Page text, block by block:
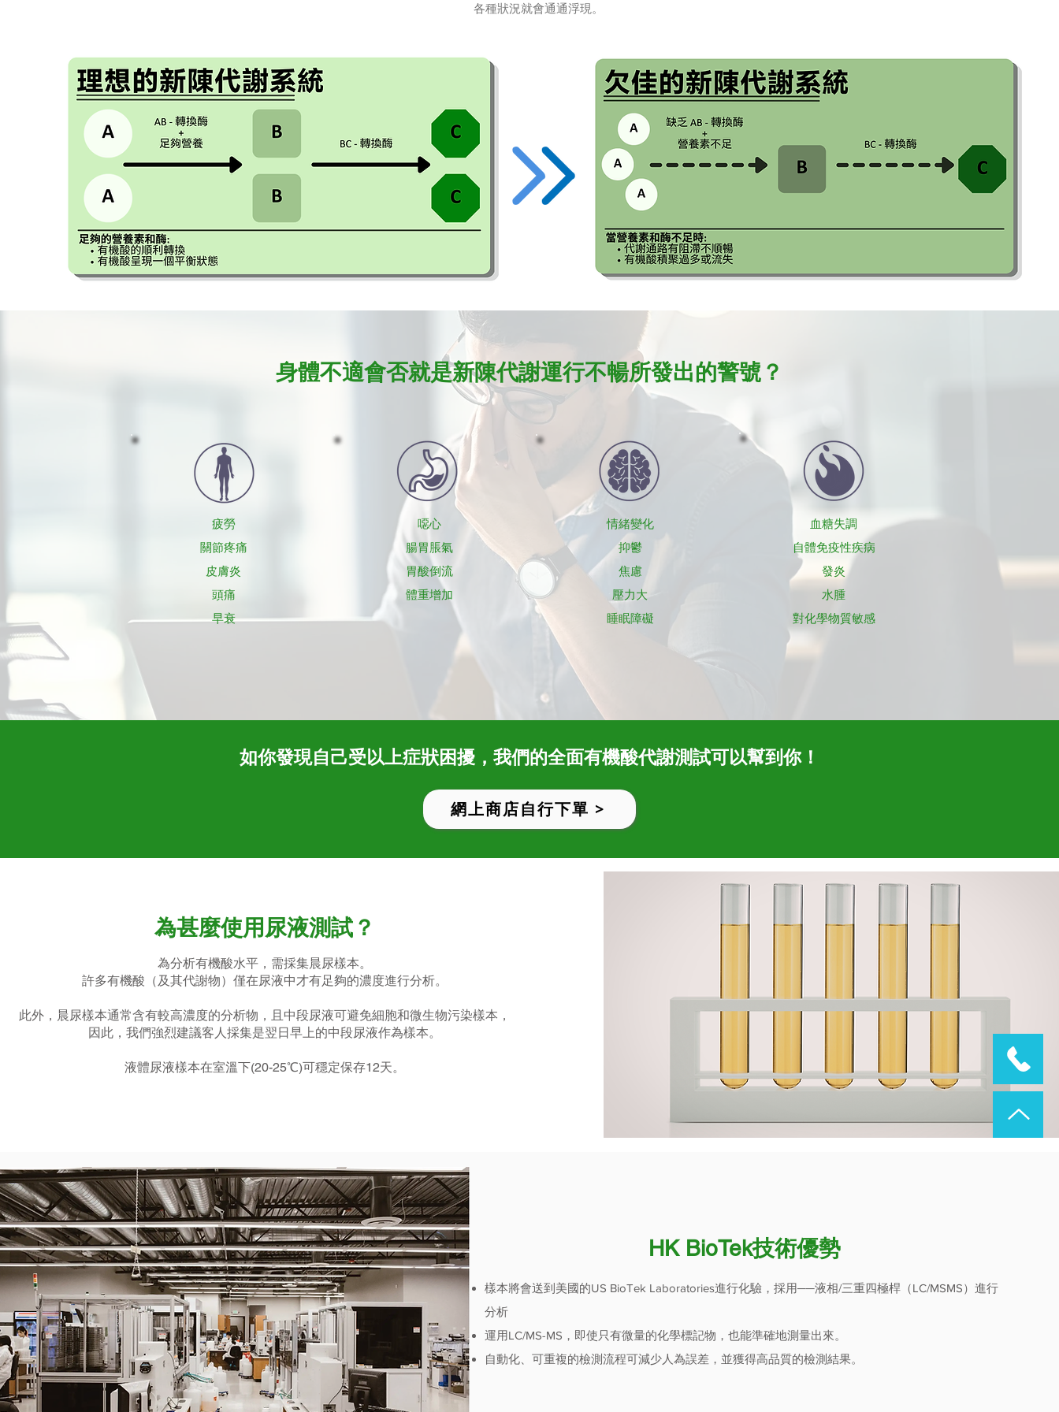
各種狀況就會通通浮現。
身體不適會否就是新陳代謝運行不暢所發出的警號？
疲勞
關節疼痛
皮膚炎
頭痛
早衰
噁心
腸胃脹氣
胃酸倒流
體重增加
情緒變化
抑鬱
焦慮
壓力大
​睡眠障礙
血糖失調
自體免疫性疾病
發炎
水腫
​對化學物質敏感
如你發現自己受以上症狀困擾，我們的全面有機酸代謝測試可以幫到你！
網上商店自行下單 >
為甚麼使用尿液測試？
為分析有機酸水平，需採集晨尿樣本。
許多有機酸（及其代謝物）僅在尿液中才有足夠的濃度進行分析。
此外，晨尿樣本通常含有較高濃度的分析物，且中段尿液可避免細胞和微生物污染樣本，
因此，我們強烈建議客人採集是翌日早上的中段尿液作為樣本。
液體尿液樣本在室溫下(20-25℃)可穩定保存12天。
HK BioTek技術優勢
樣本將會送到美國的US BioTek Laboratories進行化驗，採用──液相/三重四極桿（LC/MSMS）進行
分析
運用LC/MS-MS，即使只有微量的化學標記物，也能準確地測量出來。
自動化、可重複的檢測流程可減少人為誤差，並獲得高品質的檢測結果。